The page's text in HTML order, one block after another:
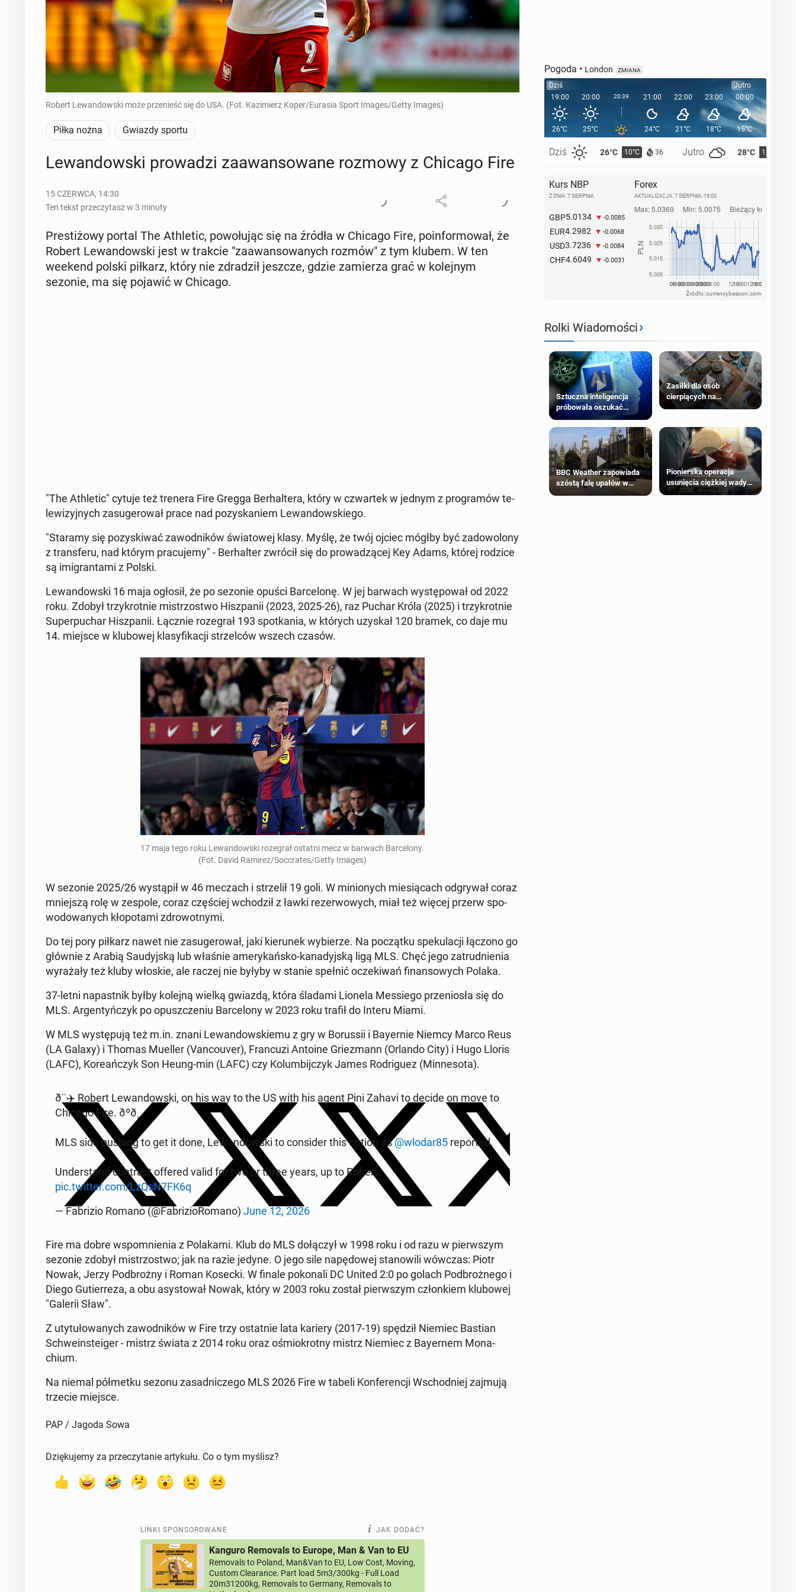
Robert Lewandowski może przenieść się do USA. (Fot. Kazimierz Koper/Eurasia Sport Images/Getty Images)
Piłka nożna Gwiazdy sportu
Le­wan­dow­ski pro­wa­dzi za­awan­so­wa­ne rozmowy z Chicago Fire
15 CZERWCA, 14:30
Ten tekst przeczytasz w 3 minuty
Pre­sti­żo­wy portal The Ath­le­tic, po­wo­łu­jąc się na źródła w Chicago Fire, po­in­for­mo­wał, że
Robert Le­wan­dow­ski jest w trakcie "za­awan­so­wa­nych rozmów" z tym klubem. W ten
weekend polski piłkarz, który nie zdra­dził jeszcze, gdzie za­mie­rza grać w ko­lej­nym
sezonie, ma się pojawić w Chicago.
"The Ath­le­tic" cytuje też trenera Fire Gregga Ber­hal­te­ra, który w czwar­tek w jednym z pro­gra­mów te­
le­wi­zyj­nych za­su­ge­ro­wał prace nad po­zy­ska­niem Le­wan­dow­skie­go.
"Staramy się po­zy­ski­wać za­wod­ni­ków świa­to­wej klasy. Myślę, że twój ojciec mógłby być za­do­wo­lo­ny
z trans­fe­ru, nad którym pra­cu­je­my" - Ber­hal­ter zwrócił się do pro­wa­dzą­cej Key Adams, której rodzice
są imi­gran­ta­mi z Polski.
Le­wan­dow­ski 16 maja ogłosił, że po sezonie opuści Bar­ce­lo­nę. W jej barwach wy­stę­po­wał od 2022
roku. Zdobył trzy­krot­nie mi­strzo­stwo Hisz­pa­nii (2023, 2025-26), raz Puchar Króla (2025) i trzy­krot­nie
Su­per­pu­char Hisz­pa­nii. Łącznie ro­ze­grał 193 spo­tka­nia, w których uzyskał 120 bramek, co daje mu
14. miejsce w klu­bo­wej kla­sy­fi­ka­cji strzel­ców wszech czasów.
17 maja tego roku Le­wan­dow­ski ro­ze­grał ostatni mecz w barwach Bar­ce­lo­ny.
(Fot. David Ramirez/Soc­cra­tes/Getty Images)
W sezonie 2025/26 wy­stą­pił w 46 meczach i strze­lił 19 goli. W mi­nio­nych mie­sią­cach od­gry­wał coraz
mniej­szą rolę w zespole, coraz czę­ściej wcho­dził z ławki re­zer­wo­wych, miał też więcej przerw spo­
wo­do­wa­nych kło­po­ta­mi zdro­wot­ny­mi.
Do tej pory piłkarz nawet nie za­su­ge­ro­wał, jaki kie­ru­nek wy­bie­rze. Na po­cząt­ku spe­ku­la­cji łączono go
głównie z Arabią Sau­dyj­ską lub właśnie ame­ry­kań­sko-ka­na­dyj­ską ligą MLS. Chęć jego za­trud­nie­nia
wy­ra­ża­ły też kluby włoskie, ale raczej nie byłyby w stanie spełnić ocze­ki­wań fi­nan­so­wych Polaka.
37-letni na­past­nik byłby kolejną wielką gwiazdą, która śladami Lionela Mes­sie­go prze­nio­sła się do
MLS. Ar­gen­tyń­czyk po opusz­cze­niu Bar­ce­lo­ny w 2023 roku trafił do Interu Miami.
W MLS wy­stę­pu­ją też m.in. znani Le­wan­dow­skie­mu z gry w Bo­rus­sii i Bay­er­nie Niemcy Marco Reus
(LA Galaxy) i Thomas Mueller (Van­co­uver), Fran­cu­zi Antoine Grie­zmann (Orlando City) i Hugo Lloris
(LAFC), Ko­re­ań­czyk Son Heung-min (LAFC) czy Ko­lum­bij­czyk James Ro­dri­gu­ez (Min­ne­so­ta).
ð¨✈️ Robert Le­wan­dow­ski, on his way to the US with his agent Pini Zahavi to decide on move to
Chicago Fire. ðºð¸
MLS side pushing to get it done, Le­wan­dow­ski to con­si­der this option as@wlodar85re­por­ted.
Un­der­stand con­tract offered valid for two or three years, up to Robert.
pic.twitter.com/LzQsN7FK6q
— Fa­bri­zio Romano (@Fa­bri­zio­Ro­ma­no) June 12, 2026
Fire ma dobre wspo­mnie­nia z Po­la­ka­mi. Klub do MLS do­łą­czył w 1998 roku i od razu w pierw­szym
sezonie zdobył mi­strzo­stwo; jak na razie jedyne. O jego sile na­pę­do­wej sta­no­wi­li wówczas: Piotr
Nowak, Jerzy Pod­broż­ny i Roman Kosecki. W finale po­ko­na­li DC United 2:0 po golach Pod­broż­ne­go i
Diego Gu­tier­re­za, a obu asy­sto­wał Nowak, który w 2003 roku został pierw­szym człon­kiem klu­bo­wej
"Galerii Sław".
Z uty­tu­ło­wa­nych za­wod­ni­ków w Fire trzy ostat­nie lata kariery (2017-19) spędził Niemiec Bastian
Schwe­in­ste­iger - mistrz świata z 2014 roku oraz ośmio­krot­ny mistrz Niemiec z Bay­er­nem Mo­na­
chium.
Na niemal pół­met­ku sezonu za­sad­ni­cze­go MLS 2026 Fire w tabeli Kon­fe­ren­cji Wschod­niej zajmują
trzecie miejsce.
PAP / Jagoda Sowa
Dziękujemy za przeczytanie artykułu. Co o tym myślisz?
LINKI SPONSOROWANE JAK DODAĆ?
Kanguro Removals to Europe, Man & Van to EU
Removals to Poland, Man&Van to EU, Low Cost, Moving,
Custom Clearance. Part load 5m3/300kg - Full Load
20m31200kg, Removals to Germany, Removals to
Pogoda • London ZMIANA
Dziś
19:00
26°C
Dziś 26°C 10°C 36 Jutro 28°C 11°C
20:00
25°C
20:39 21:00
24°C
22:00
21°C
23:00
18°C
Jutro
00:00
15°C
01:00
Kurs NBP
Z DNIA: 7 SIERPNIA
GBP5.0134 -0.0085
EUR4.2982 -0.0068
USD3.7236 -0.0084
CHF4.6049 -0.0031
Forex
AKTUALIZACJA: 7 SIERPNIA, 19:00
Źródło: currencybeacon.com
Rolki Wiadomości›
Sztuczna inteligencja
próbowała oszukać
człowieka
Zasiłki dla osób
cierpiących na
schorzenia psychiczne
BBC Weather zapowiada
szóstą falę upałów w
Londynie
Pionierska operacja
usunięcia ciężkiej wady
wrodzonej płodu w łonie